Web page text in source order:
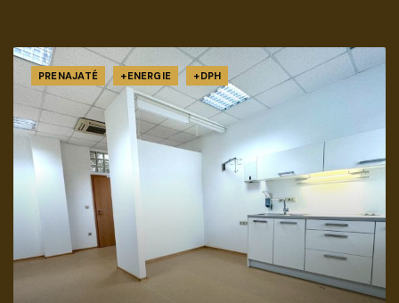
PRENAJATÉ +ENERGIE +DPH